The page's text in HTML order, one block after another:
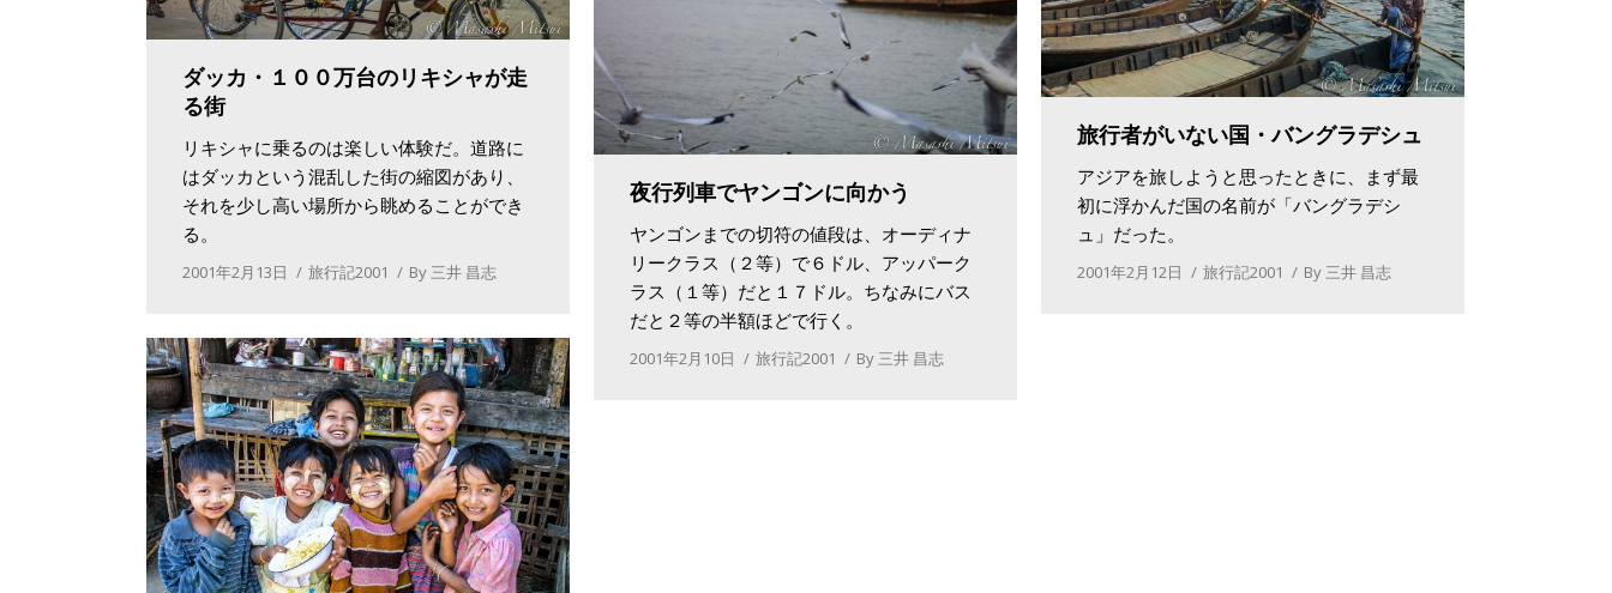
ダッカ・１００万台のリキシャが走
る街
リキシャに乗るのは楽しい体験だ。道路に
はダッカという混乱した街の縮図があり、
それを少し高い場所から眺めることができ
る。
2001年2月13日 旅行記2001 By 三井 昌志
旅行者がいない国・バングラデシュ
アジアを旅しようと思ったときに、まず最
初に浮かんだ国の名前が「バングラデシ
ュ」だった。
2001年2月12日 旅行記2001 By 三井 昌志
夜行列車でヤンゴンに向かう
ヤンゴンまでの切符の値段は、オーディナ
リークラス（２等）で６ドル、アッパーク
ラス（１等）だと１７ドル。ちなみにバス
だと２等の半額ほどで行く。
2001年2月10日 旅行記2001 By 三井 昌志